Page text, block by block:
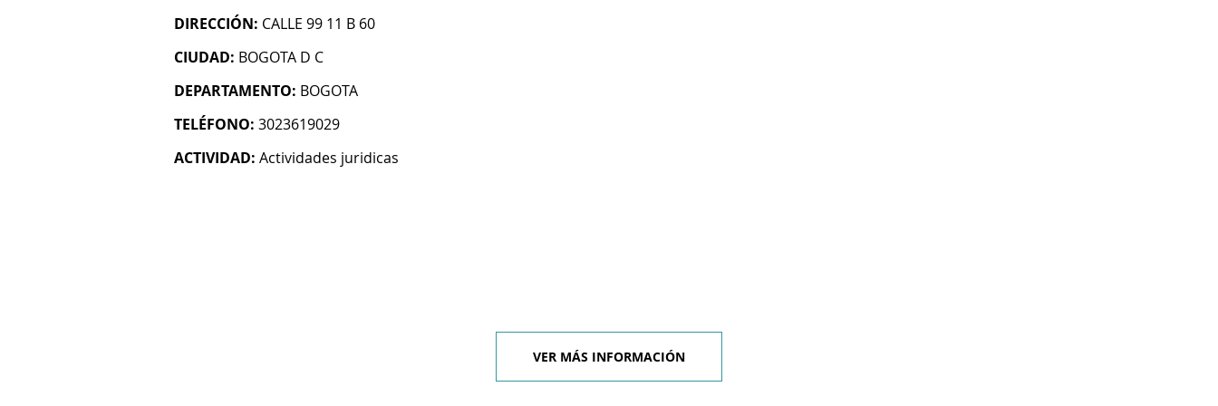
DIRECCIÓN: CALLE 99 11 B 60
CIUDAD: BOGOTA D C
DEPARTAMENTO: BOGOTA
TELÉFONO: 3023619029
ACTIVIDAD: Actividades juridicas
VER MÁS INFORMACIÓN